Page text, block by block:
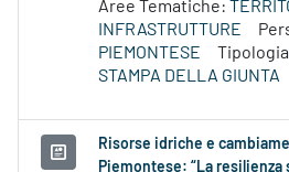
Aree Tematiche:
INFRASTRUTTURE
PIEMONTESE
STAMPA DELLA GIUNTA
Risorse idriche e
Piemontese: “La